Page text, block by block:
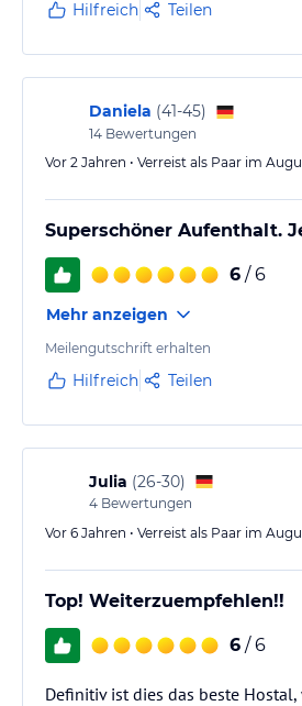
Hilfreich Teilen
Daniela (41-45)
14 Bewertungen
Vor 2 Jahren • Verreist als Paar im
Superschöner Aufenthalt.
6 / 6
Mehr anzeigen
Meilengutschrift erhalten
Hilfreich Teilen
Julia (26-30)
4 Bewertungen
Vor 6 Jahren • Verreist als Paar im
Top! Weiterzuempfehlen!!
6 / 6
Definitiv ist dies das beste